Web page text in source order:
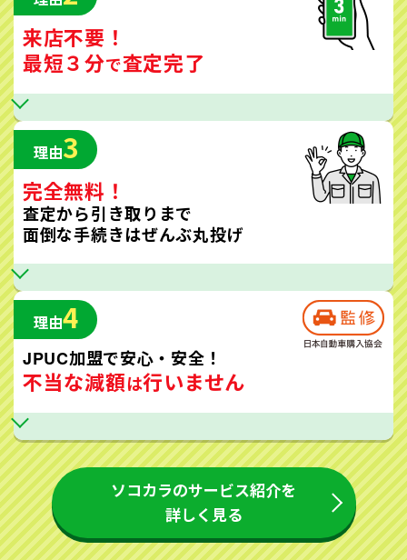
来店不要！
最短３分で査定完了
理由3
完全無料！
査定から引き取りまで
面倒な手続きはぜんぶ丸投げ
理由4
JPUC加盟で安心・安全！
不当な減額は行いません
ソコカラのサービス紹介を
詳しく見る